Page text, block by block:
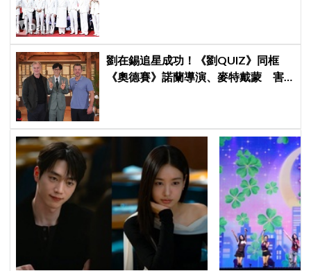
劉在錫追星成功！《劉QUIZ》同框
《奧德賽》諾蘭導演、麥特戴蒙 害